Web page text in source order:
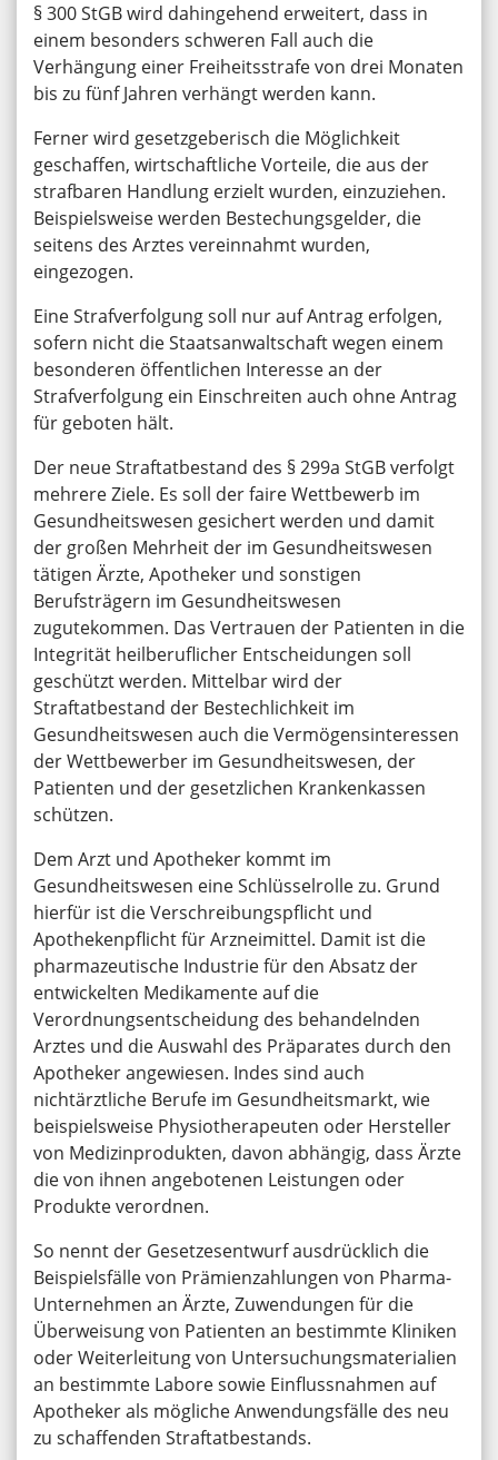
§ 300 StGB wird dahingehend erweitert, dass in
einem besonders schweren Fall auch die
Verhängung einer Freiheitsstrafe von drei Monaten
bis zu fünf Jahren verhängt werden kann.
Ferner wird gesetzgeberisch die Möglichkeit
geschaffen, wirtschaftliche Vorteile, die aus der
strafbaren Handlung erzielt wurden, einzuziehen.
Beispielsweise werden Bestechungsgelder, die
seitens des Arztes vereinnahmt wurden,
eingezogen.
Eine Strafverfolgung soll nur auf Antrag erfolgen,
sofern nicht die Staatsanwaltschaft wegen einem
besonderen öffentlichen Interesse an der
Strafverfolgung ein Einschreiten auch ohne Antrag
für geboten hält.
Der neue Straftatbestand des § 299a StGB verfolgt
mehrere Ziele. Es soll der faire Wettbewerb im
Gesundheitswesen gesichert werden und damit
der großen Mehrheit der im Gesundheitswesen
tätigen Ärzte, Apotheker und sonstigen
Berufsträgern im Gesundheitswesen
zugutekommen. Das Vertrauen der Patienten in die
Integrität heilberuflicher Entscheidungen soll
geschützt werden. Mittelbar wird der
Straftatbestand der Bestechlichkeit im
Gesundheitswesen auch die Vermögensinteressen
der Wettbewerber im Gesundheitswesen, der
Patienten und der gesetzlichen Krankenkassen
schützen.
Dem Arzt und Apotheker kommt im
Gesundheitswesen eine Schlüsselrolle zu. Grund
hierfür ist die Verschreibungspflicht und
Apothekenpflicht für Arzneimittel. Damit ist die
pharmazeutische Industrie für den Absatz der
entwickelten Medikamente auf die
Verordnungsentscheidung des behandelnden
Arztes und die Auswahl des Präparates durch den
Apotheker angewiesen. Indes sind auch
nichtärztliche Berufe im Gesundheitsmarkt, wie
beispielsweise Physiotherapeuten oder Hersteller
von Medizinprodukten, davon abhängig, dass Ärzte
die von ihnen angebotenen Leistungen oder
Produkte verordnen.
So nennt der Gesetzesentwurf ausdrücklich die
Beispielsfälle von Prämienzahlungen von Pharma-
Unternehmen an Ärzte, Zuwendungen für die
Überweisung von Patienten an bestimmte Kliniken
oder Weiterleitung von Untersuchungsmaterialien
an bestimmte Labore sowie Einflussnahmen auf
Apotheker als mögliche Anwendungsfälle des neu
zu schaffenden Straftatbestands.